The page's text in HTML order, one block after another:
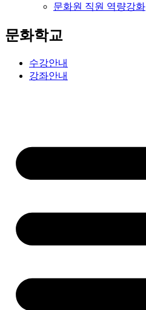
문화원 직원 역량강화
문화학교
수강안내
강좌안내